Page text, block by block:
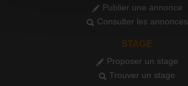
Publier une annonce
Consulter les annonces
STAGE
Proposer un stage
Trouver un stage